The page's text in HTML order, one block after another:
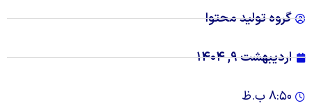
گروه تولید محتوا
اردیبهشت ۹, ۱۴۰۴
۸:۵۰ ب.ظ